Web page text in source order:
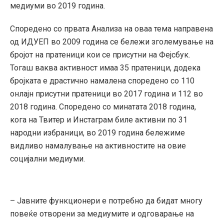
медиуми во 2019 година.
Споредено со првата Анализа на оваа тема направена
од ИДУЕП во 2009 година се бележи зголемување на
бројот на пратеници кои се присутни на Фејсбук.
Тогаш ваква активност имаа 35 пратеници, додека
бројката е драстично намалена споредено со 110
онлајн присутни пратеници во 2017 година и 112 во
2018 година. Споредено со минатата 2018 година,
кога на Твитер и Инстаграм биле активни по 31
народни избраници, во 2019 година бележиме
видливо намалување на активностите на овие
социјални медиуми.
– Јавните функционери е потребно да бидат многу
повеќе отворени за медиумите и одговарање на